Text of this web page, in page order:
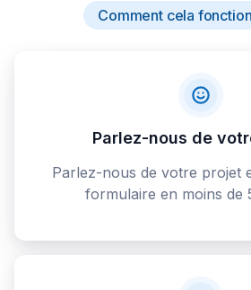
Comment cela
Parlez-nous de
Parlez-nous de votre projet
formulaire en moins de